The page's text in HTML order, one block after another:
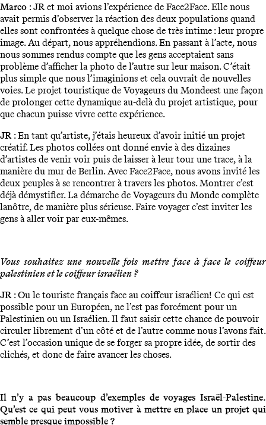
Marco : JR et moi avions l’expérience de Face2Face. Elle nous
avait permis d’observer la réaction des deux populations quand
elles sont confrontées à quelque chose de très intime : leur propre
image. Au départ, nous appréhendions. En passant à l’acte, nous
nous sommes rendus compte que les gens acceptaient sans
problème d’afficher la photo de l’autre sur leur maison. C’était
plus simple que nous l’imaginions et cela ouvrait de nouvelles
voies. Le projet touristique de Voyageurs du Mondeest une façon
de prolonger cette dynamique au-delà du projet artistique, pour
que chacun puisse vivre cette expérience.
JR : En tant qu’artiste, j’étais heureux d’avoir initié un projet
créatif. Les photos collées ont donné envie à des dizaines
d’artistes de venir voir puis de laisser à leur tour une trace, à la
manière du mur de Berlin. Avec Face2Face, nous avons invité les
deux peuples à se rencontrer à travers les photos. Montrer c’est
déjà démystifier. La démarche de Voyageurs du Monde complète
lanôtre, de manière plus sérieuse. Faire voyager c’est inviter les
gens à aller voir par eux-mêmes.
Vous souhaitez une nouvelle fois mettre face à face le coiffeur
palestinien et le coiffeur israélien ?
JR : Ou le touriste français face au coiffeur israélien! Ce qui est
possible pour un Européen, ne l’est pas forcément pour un
Palestinien ou un Israélien. Il faut saisir cette chance de pouvoir
circuler librement d’un côté et de l’autre comme nous l’avons fait.
C’est l’occasion unique de se forger sa propre idée, de sortir des
clichés, et donc de faire avancer les choses.
Il n’y a pas beaucoup d’exemples de voyages Israël-Palestine.
Qu’est ce qui peut vous motiver à mettre en place un projet qui
semble presque impossible ?